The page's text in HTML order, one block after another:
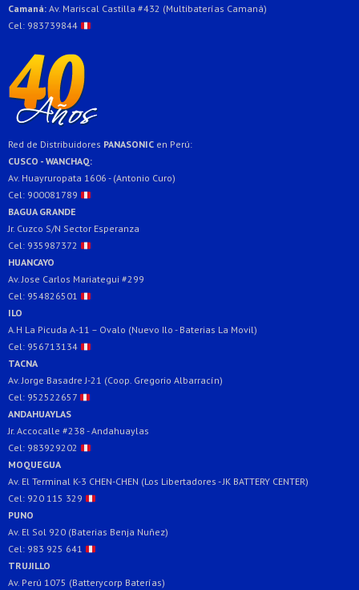
Camaná: Av. Mariscal Castilla #432 (Multibaterías Camaná)
Cel: 983739844
Red de Distribuidores PANASONIC en Perú:
CUSCO - WANCHAQ:
Av. Huayruropata 1606 - (Antonio Curo)
Cel: 900081789
BAGUA GRANDE
Jr. Cuzco S/N Sector Esperanza
Cel: 935987372
HUANCAYO
Av. Jose Carlos Mariategui #299
Cel: 954826501
ILO
A.H La Picuda A-11 – Ovalo (Nuevo Ilo - Baterias La Movil)
Cel: 956713134
TACNA
Av. Jorge Basadre J-21 (Coop. Gregorio Albarracín)
Cel: 952522657
ANDAHUAYLAS
Jr. Accocalle #238 - Andahuaylas
Cel: 983929202
MOQUEGUA
Av. El Terminal K-3 CHEN-CHEN (Los Libertadores - JK BATTERY CENTER)
Cel: 920 115 329
PUNO
Av. El Sol 920 (Baterias Benja Nuñez)
Cel: 983 925 641
TRUJILLO
Av. Perú 1075 (Batterycorp Baterías)